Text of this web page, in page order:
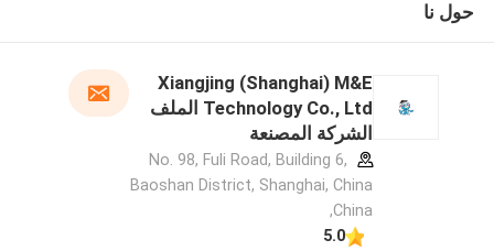
حول نا
Xiangjing (Shanghai) M&E
Technology Co., Ltd الملف
الشركة المصنعة
No. 98, Fuli Road, Building 6,
Baoshan District, Shanghai, China
,China
5.0